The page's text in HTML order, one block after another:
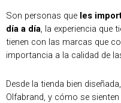
Son personas que les
día a día, la experiencia que
tienen con las marcas que
importancia a la calidad de
Desde la tienda bien
Olfabrand, y cómo se